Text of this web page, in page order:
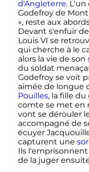
d'Angleterre. L'un
Godefroy de
», reste aux
Devant s'enfuir
Louis VI se
qui cherche à le
alors la vie de son
du soldat
Godefroy se voit
aimée de longue
Pouilles, la fille du
comte se met en
vont se dérouler
accompagné de
écuyer
capturent une
Ils
de la juger